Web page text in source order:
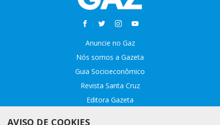
Anuncie no Gaz
Nós somos a Gazeta
Guia Socioeconômico
Revista Santa Cruz
Editora Gazeta
AVISO DE COOKIES